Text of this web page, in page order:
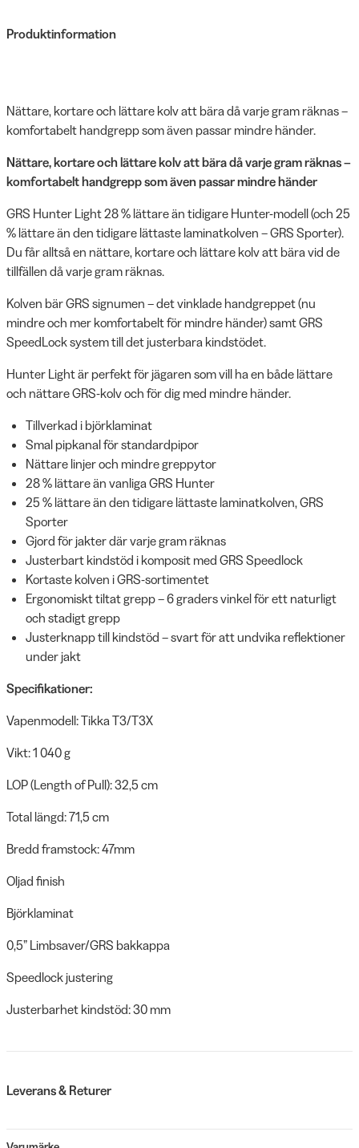
Produktinformation
Nättare, kortare och lättare kolv att bära då varje gram räknas –
komfortabelt handgrepp som även passar mindre händer.
Nättare, kortare och lättare kolv att bära då varje gram räknas –
komfortabelt handgrepp som även passar mindre händer
GRS Hunter Light 28 % lättare än tidigare Hunter-modell (och 25
% lättare än den tidigare lättaste laminatkolven – GRS Sporter).
Du får alltså en nättare, kortare och lättare kolv att bära vid de
tillfällen då varje gram räknas.
Kolven bär GRS signumen – det vinklade handgreppet (nu
mindre och mer komfortabelt för mindre händer) samt GRS
SpeedLock system till det justerbara kindstödet.
Hunter Light är perfekt för jägaren som vill ha en både lättare
och nättare GRS-kolv och för dig med mindre händer.
Tillverkad i björklaminat
Smal pipkanal för standardpipor
Nättare linjer och mindre greppytor
28 % lättare än vanliga GRS Hunter
25 % lättare än den tidigare lättaste laminatkolven, GRS
Sporter
Gjord för jakter där varje gram räknas
Justerbart kindstöd i komposit med GRS Speedlock
Kortaste kolven i GRS-sortimentet
Ergonomiskt tiltat grepp – 6 graders vinkel för ett naturligt
och stadigt grepp
Justerknapp till kindstöd – svart för att undvika reflektioner
under jakt
Specifikationer:
Vapenmodell: Tikka T3/T3X
Vikt: 1 040 g
LOP (Length of Pull): 32,5 cm
Total längd: 71,5 cm
Bredd framstock: 47mm
Oljad finish
Björklaminat
0,5” Limbsaver/GRS bakkappa
Speedlock justering
Justerbarhet kindstöd: 30 mm
Leverans & Returer